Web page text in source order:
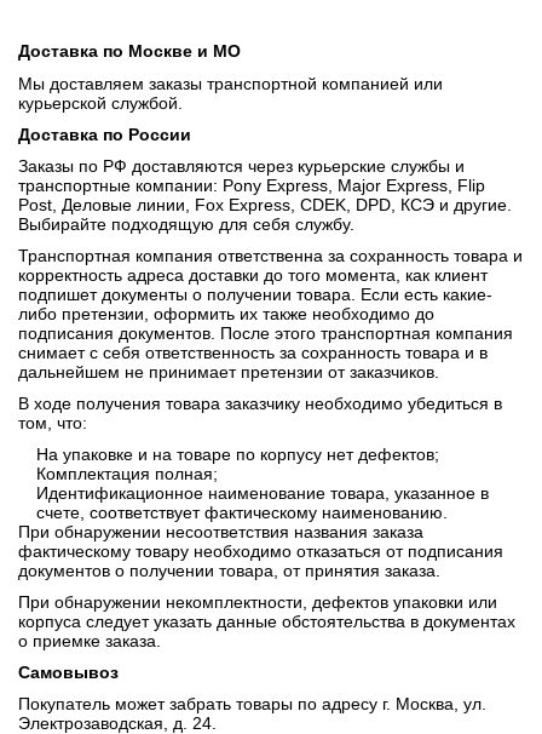
Доставка по Москве и МО
Мы доставляем заказы транспортной компанией или
курьерской службой.
Доставка по России
Заказы по РФ доставляются через курьерские службы и
транспортные компании: Pony Express, Major Express, Flip
Post, Деловые линии, Fox Express, CDEK, DPD, КСЭ и другие.
Выбирайте подходящую для себя службу.
Транспортная компания ответственна за сохранность товара и
корректность адреса доставки до того момента, как клиент
подпишет документы о получении товара. Если есть какие-
либо претензии, оформить их также необходимо до
подписания документов. После этого транспортная компания
снимает с себя ответственность за сохранность товара и в
дальнейшем не принимает претензии от заказчиков.
В ходе получения товара заказчику необходимо убедиться в
том, что:
На упаковке и на товаре по корпусу нет дефектов;
Комплектация полная;
Идентификационное наименование товара, указанное в
счете, соответствует фактическому наименованию.
При обнаружении несоответствия названия заказа
фактическому товару необходимо отказаться от подписания
документов о получении товара, от принятия заказа.
При обнаружении некомплектности, дефектов упаковки или
корпуса следует указать данные обстоятельства в документах
о приемке заказа.
Самовывоз
Покупатель может забрать товары по адресу г. Москва, ул.
Электрозаводская, д. 24.